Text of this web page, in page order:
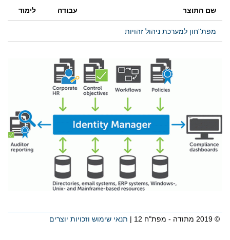
שם התוצר עבודה לימוד
מפת''חון למערכת ניהול זהויות
© 2019 מתודה - מפת"ח 12 | תנאי שימוש וזכויות יוצרים